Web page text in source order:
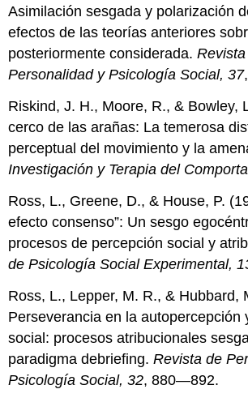
Asimilación sesgada y polarización
efectos de las teorías anteriores
posteriormente considerada.
Personalidad y Psicología Social, 37
Riskind, J. H., Moore, R., & Bowley,
cerco de las arañas: La temerosa
perceptual del movimiento y la
Investigación y Terapia del
Ross, L., Greene, D., & House, P.
efecto consenso”: Un sesgo
procesos de percepción social y
de Psicología Social Experimental,
Ross, L., Lepper, M. R., & Hubbard,
Perseverancia en la autopercepción
social: procesos atribucionales
paradigma debriefing.Revista de
Psicología Social, 32, 880—892.